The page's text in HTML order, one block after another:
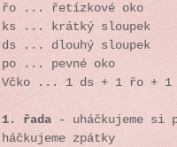
řo ... řetízkové oko
ks ... krátký sloupek
ds ... dlouhý sloupek
po ... pevné oko
Včko ... 1 ds + 1 řo + 1
1. řada - uháčkujeme
háčkujeme zpátky